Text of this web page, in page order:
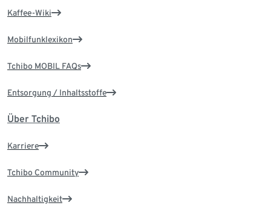
Kaffee-Wiki
Mobilfunklexikon
Tchibo MOBIL FAQs
Entsorgung / Inhaltsstoffe
Über Tchibo
Karriere
Tchibo Community
Nachhaltigkeit